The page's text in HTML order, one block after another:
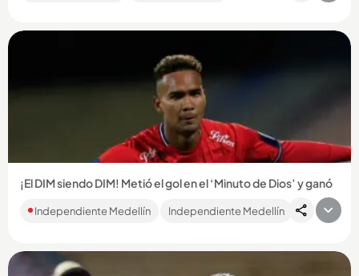
Compartir Noticia
¡El DIM siendo DIM! Metió el gol en el ‘Minuto de Dios’ y ganó
público, el Medellín rescató sobre el final una victoria que lo
Independiente Medellín Independiente Medellín